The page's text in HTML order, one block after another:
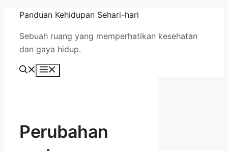
Langsung
Panduan Kehidupan Sehari-hari
Sebuah ruang yang memperhatikan kesehatan
dan gaya hidup.
Perubahan